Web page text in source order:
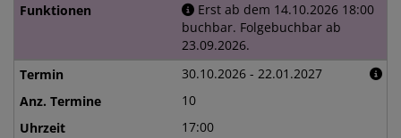
Erst ab dem 14.10.2026 18:00
buchbar. Folgebuchbar ab
23.09.2026.
30.10.2026 - 22.01.2027
10
17:00